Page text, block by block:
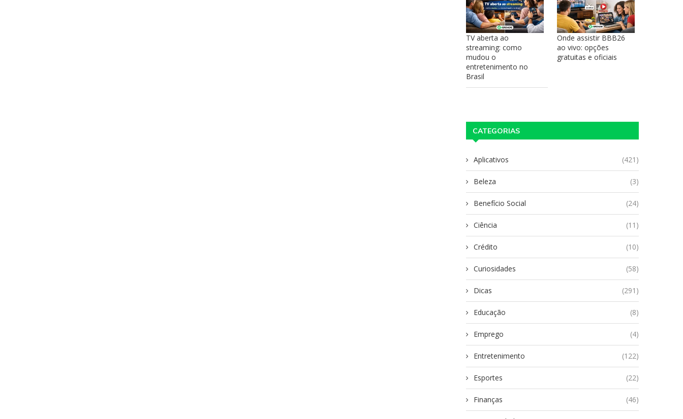
TV aberta ao
streaming: como
mudou o
entretenimento no
Brasil
Onde assistir BBB26
ao vivo: opções
gratuitas e oficiais
CATEGORIAS
Aplicativos (421)
Beleza (3)
Benefício Social (24)
Ciência (11)
Crédito (10)
Curiosidades (58)
Dicas (291)
Educação (8)
Emprego (4)
Entretenimento (122)
Esportes (22)
Finanças (46)